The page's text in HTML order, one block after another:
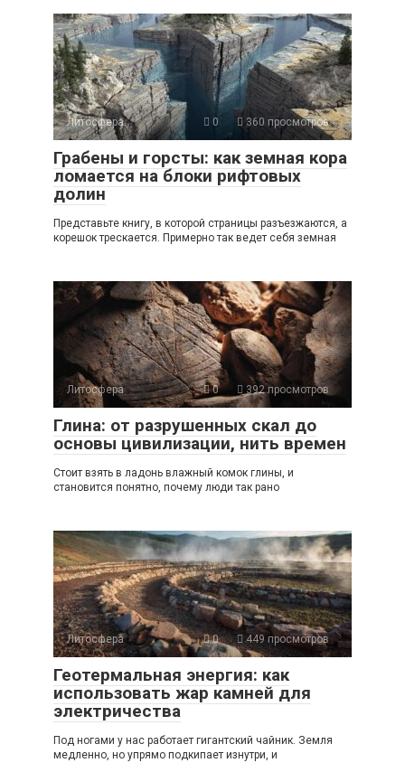
Литосфера 0 360 просмотров
Грабены и горсты: как земная кора
ломается на блоки рифтовых
долин
Представьте книгу, в которой страницы разъезжаются, а
корешок трескается. Примерно так ведет себя земная
Литосфера 0 392 просмотров
Глина: от разрушенных скал до
основы цивилизации, нить времен
Стоит взять в ладонь влажный комок глины, и
становится понятно, почему люди так рано
Литосфера 0 449 просмотров
Геотермальная энергия: как
использовать жар камней для
электричества
Под ногами у нас работает гигантский чайник. Земля
медленно, но упрямо подкипает изнутри, и